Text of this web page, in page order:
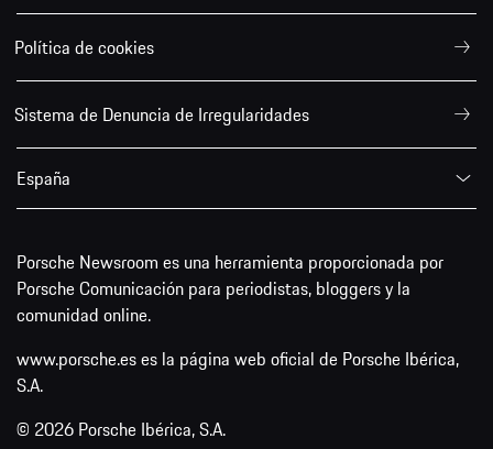
Política de cookies
Sistema de Denuncia de Irregularidades
España
Porsche Newsroom es una herramienta proporcionada por
Porsche Comunicación para periodistas, bloggers y la
comunidad online.
www.porsche.es es la página web oficial de Porsche Ibérica,
S.A.
© 2026 Porsche Ibérica, S.A.